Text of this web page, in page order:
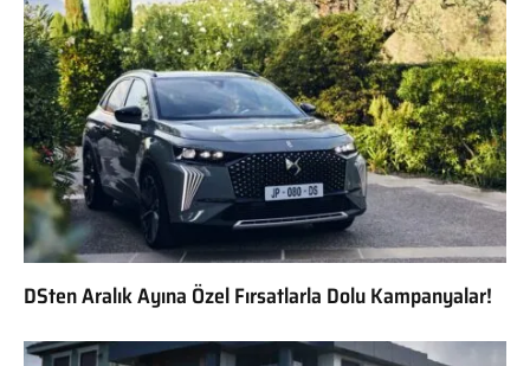
DSten Aralık Ayına Özel Fırsatlarla Dolu Kampanyalar!